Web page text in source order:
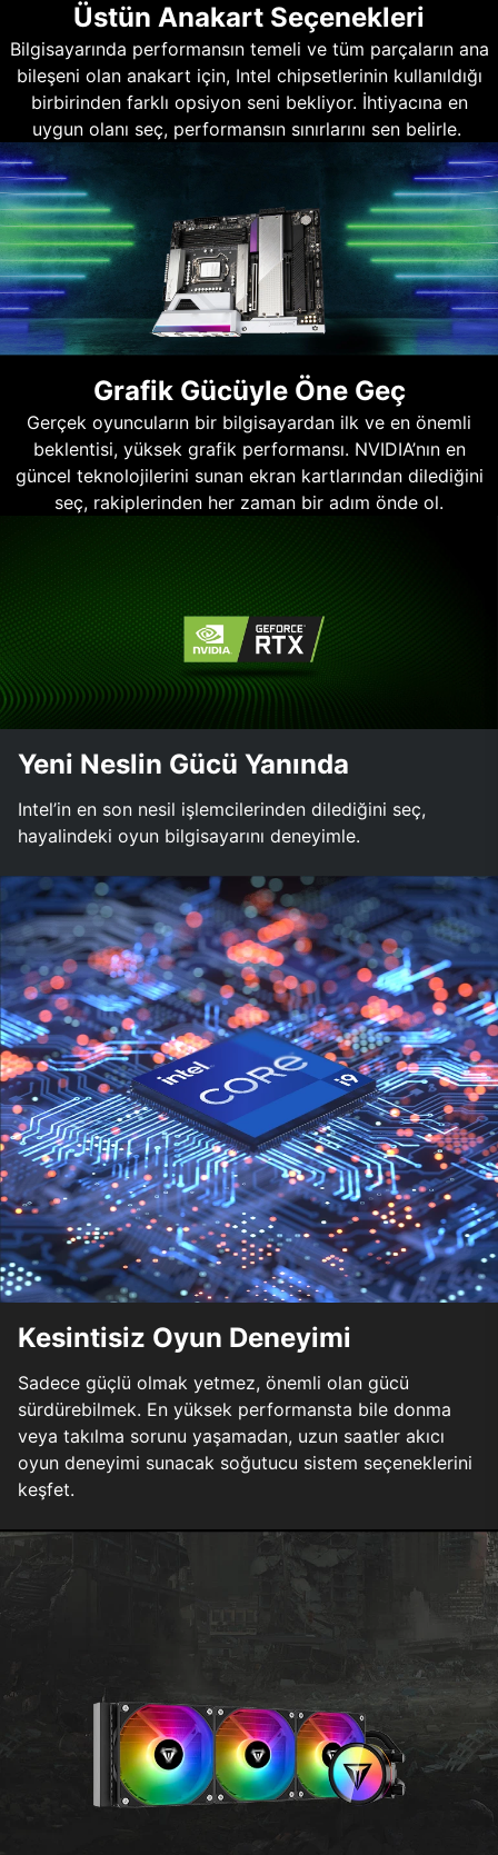
Üstün Anakart Seçenekleri
Bilgisayarında performansın temeli ve tüm parçaların ana
bileşeni olan anakart için, Intel chipsetlerinin kullanıldığı
birbirinden farklı opsiyon seni bekliyor. İhtiyacına en
uygun olanı seç, performansın sınırlarını sen belirle.
Grafik Gücüyle Öne Geç
Gerçek oyuncuların bir bilgisayardan ilk ve en önemli
beklentisi, yüksek grafik performansı. NVIDIA’nın en
güncel teknolojilerini sunan ekran kartlarından dilediğini
seç, rakiplerinden her zaman bir adım önde ol.
Yeni Neslin Gücü Yanında
Intel’in en son nesil işlemcilerinden dilediğini seç,
hayalindeki oyun bilgisayarını deneyimle.
Kesintisiz Oyun Deneyimi
Sadece güçlü olmak yetmez, önemli olan gücü
sürdürebilmek. En yüksek performansta bile donma
veya takılma sorunu yaşamadan, uzun saatler akıcı
oyun deneyimi sunacak soğutucu sistem seçeneklerini
keşfet.